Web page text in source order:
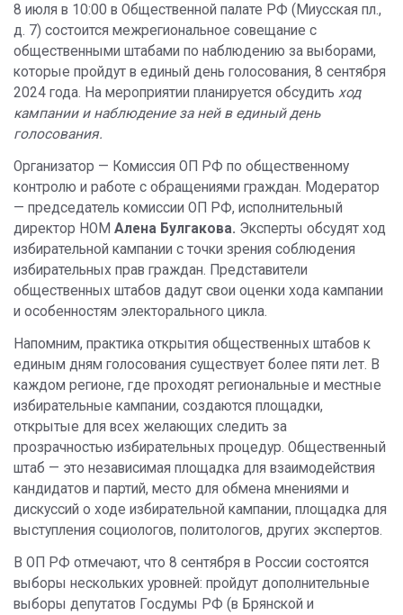
8 июля в 10:00 в Общественной палате РФ (Миусская пл.,
д. 7) состоится межрегиональное совещание с
общественными штабами по наблюдению за выборами,
которые пройдут в единый день голосования, 8 сентября
2024 года. На мероприятии планируется обсудить ход
кампании и наблюдение за ней в единый день
голосования.
Организатор — Комиссия ОП РФ по общественному
контролю и работе с обращениями граждан. Модератор
— председатель комиссии ОП РФ, исполнительный
директор НОМ Алена Булгакова. Эксперты обсудят ход
избирательной кампании с точки зрения соблюдения
избирательных прав граждан. Представители
общественных штабов дадут свои оценки хода кампании
и особенностям электорального цикла.
Напомним, практика открытия общественных штабов к
единым дням голосования существует более пяти лет. В
каждом регионе, где проходят региональные и местные
избирательные кампании, создаются площадки,
открытые для всех желающих следить за
прозрачностью избирательных процедур. Общественный
штаб — это независимая площадка для взаимодействия
кандидатов и партий, место для обмена мнениями и
дискуссий о ходе избирательной кампании, площадка для
выступления социологов, политологов, других экспертов.
В ОП РФ отмечают, что 8 сентября в России состоятся
выборы нескольких уровней: пройдут дополнительные
выборы депутатов Госдумы РФ (в Брянской и